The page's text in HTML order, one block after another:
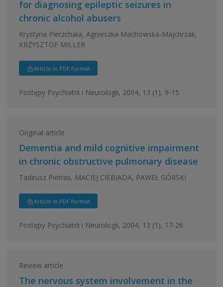
for diagnosing epileptic seizures in
chronic alcohol abusers
Krystyna Pierzchała, Agnieszka Machowska-Majchrzak,
KRZYSZTOF MILLER
Article in PDF format
Postępy Psychiatrii i Neurologii, 2004, 13 (1), 9-15
Original article
Dementia and mild cognitive impairment
in chronic obstructive pulmonary disease
Tadeusz Pietras, MACIEJ CIEBIADA, PAWEŁ GÓRSKI
Article in PDF format
Postępy Psychiatrii i Neurologii, 2004, 13 (1), 17-26
Review article
The nervous system involvement in the